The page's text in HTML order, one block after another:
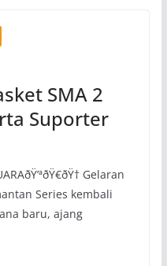
SMA 2
Suporter
Gelaran
Series kembali
baru, ajang